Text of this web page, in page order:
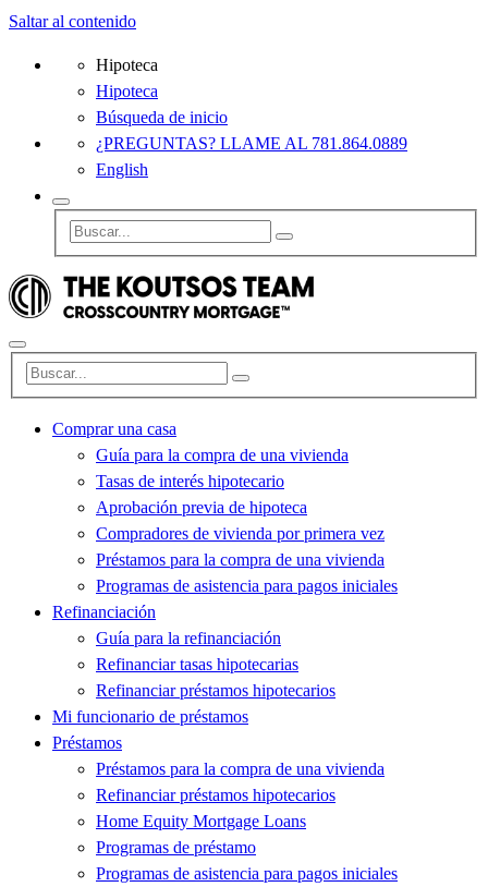
Saltar al contenido
Hipoteca
Hipoteca
Búsqueda de inicio
¿PREGUNTAS? LLAME AL 781.864.0889
English
Comprar una casa
Guía para la compra de una vivienda
Tasas de interés hipotecario
Aprobación previa de hipoteca
Compradores de vivienda por primera vez
Préstamos para la compra de una vivienda
Programas de asistencia para pagos iniciales
Refinanciación
Guía para la refinanciación
Refinanciar tasas hipotecarias
Refinanciar préstamos hipotecarios
Mi funcionario de préstamos
Préstamos
Préstamos para la compra de una vivienda
Refinanciar préstamos hipotecarios
Home Equity Mortgage Loans
Programas de préstamo
Programas de asistencia para pagos iniciales